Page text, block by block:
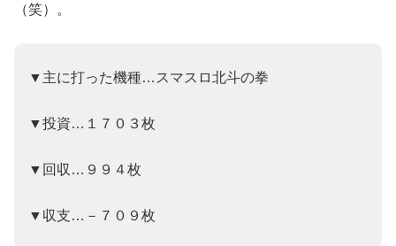
（笑）。
▼主に打った機種…スマスロ北斗の拳
▼投資…１７０３枚
▼回収…９９４枚
▼収支…－７０９枚